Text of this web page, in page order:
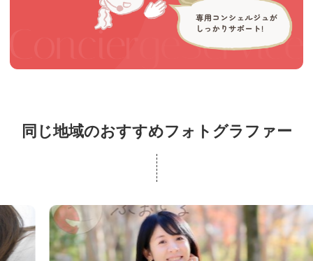
同じ地域のおすすめフォトグラファー